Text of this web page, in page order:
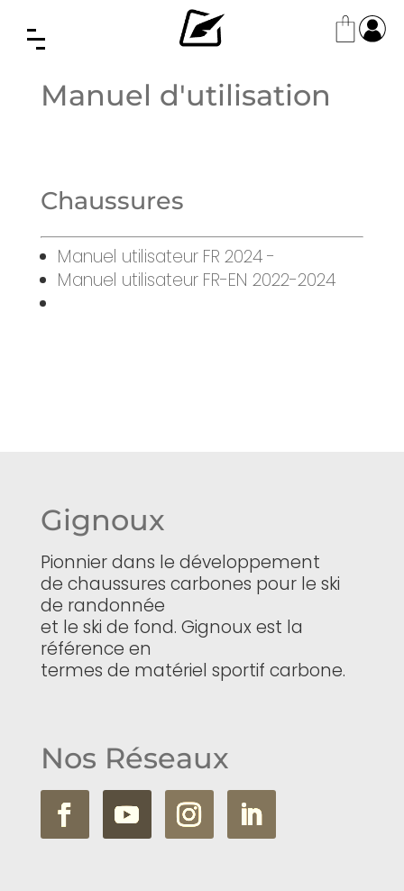
Manuel d'utilisation
Chaussures
Manuel utilisateur FR 2024 -
Manuel utilisateur FR-EN 2022-2024
Gignoux
Pionnier dans le développement
de chaussures carbones pour le ski
de randonnée
et le ski de fond. Gignoux est la
référence en
termes de matériel sportif carbone.
Nos Réseaux